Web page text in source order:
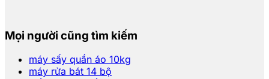
Mọi người cũng tìm kiếm
máy sấy quần áo 10kg
máy rửa bát 14 bộ